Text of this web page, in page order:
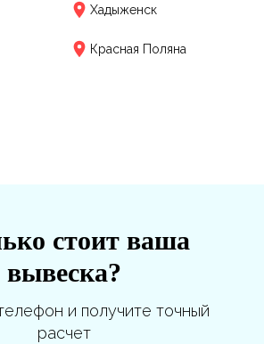
Хадыженск
Красная Поляна
стоит ваша
вывеска?
и получите точный
расчет